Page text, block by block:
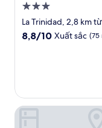
Nơi
lưu
trú
La Trinidad, 2,8 km
8.8
nhận
xét)
8,8/10 Xuất sắc (75
Atarazanas Málaga